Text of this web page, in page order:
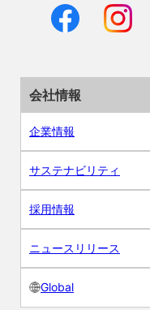
会社情報
企業情報
サステナビリティ
採用情報
ニュースリリース
Global